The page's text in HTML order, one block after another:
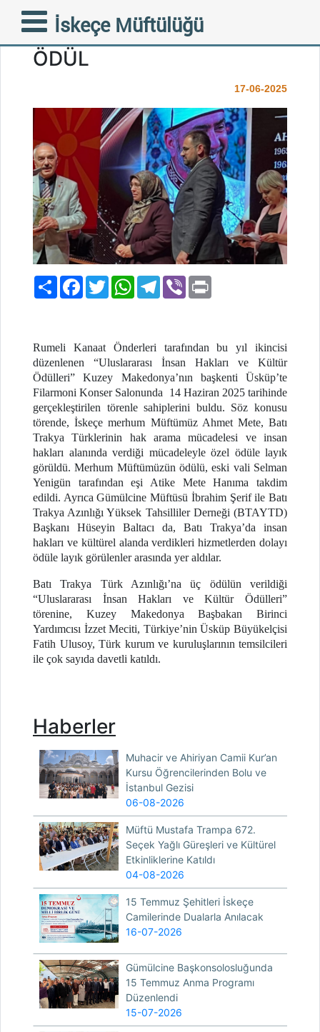
İskeçe Müftülüğü
MERHUM MÜFTÜMÜZ
AHMET METE’YE ÖZEL
ÖDÜL
17-06-2025
PaylaşFacebook
TwitterWhatsAppTelegram
Viber
Rumeli Kanaat Önderleri tarafından bu yıl ikincisi
düzenlenen “Uluslararası İnsan Hakları ve Kültür
Ödülleri” Kuzey Makedonya’nın başkenti Üsküp’te
Filarmoni Konser Salonunda 14 Haziran 2025 tarihinde
gerçekleştirilen törenle sahiplerini buldu. Söz konusu
törende, İskeçe merhum Müftümüz Ahmet Mete, Batı
Trakya Türklerinin hak arama mücadelesi ve insan
hakları alanında verdiği mücadeleyle özel ödüle layık
görüldü. Merhum Müftümüzün ödülü, eski vali Selman
Yenigün tarafından eşi Atike Mete Hanıma takdim
edildi. Ayrıca Gümülcine Müftüsü İbrahim Şerif ile Batı
Trakya Azınlığı Yüksek Tahsilliler Derneği (BTAYTD)
Başkanı Hüseyin Baltacı da, Batı Trakya’da insan
hakları ve kültürel alanda verdikleri hizmetlerden dolayı
ödüle layık görülenler arasında yer aldılar.
Batı Trakya Türk Azınlığı’na üç ödülün verildiği
“Uluslararası İnsan Hakları ve Kültür Ödülleri”
törenine, Kuzey Makedonya Başbakan Birinci
Yardımcısı İzzet Meciti, Türkiye’nin Üsküp Büyükelçisi
Fatih Ulusoy, Türk kurum ve kuruluşlarının temsilcileri
ile çok sayıda davetli katıldı.
Haberler
Muhacir ve Ahiriyan Camii Kur’an
Kursu Öğrencilerinden Bolu ve
İstanbul Gezisi
06-08-2026
Müftü Mustafa Trampa 672.
Seçek Yağlı Güreşleri ve Kültürel
Etkinliklerine Katıldı
04-08-2026
15 Temmuz Şehitleri İskeçe
Camilerinde Dualarla Anılacak
16-07-2026
Gümülcine Başkonsolosluğunda
15 Temmuz Anma Programı
Düzenlendi
15-07-2026